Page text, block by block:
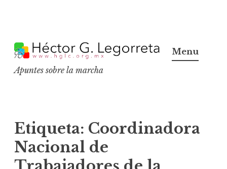
k
p
c
o
n
t
Apuntes sobre la marcha
Menu
Etiqueta: Coordinadora
Nacional de